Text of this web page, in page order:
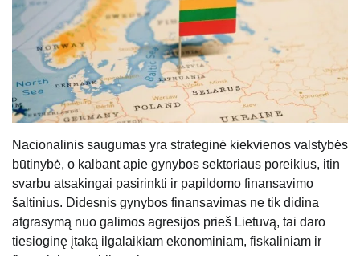
Nacionalinis saugumas yra strateginė kiekvienos valstybės
būtinybė, o kalbant apie gynybos sektoriaus poreikius, itin
svarbu atsakingai pasirinkti ir papildomo finansavimo
šaltinius. Didesnis gynybos finansavimas ne tik didina
atgrasymą nuo galimos agresijos prieš Lietuvą, tai daro
tiesioginę įtaką ilgalaikiam ekonominiam, fiskaliniam ir